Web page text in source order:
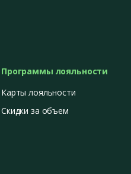
Программы лояльности
Карты лояльности
Скидки за объем